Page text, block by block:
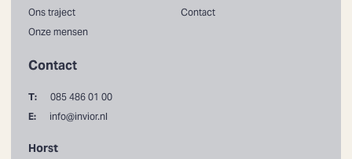
Ons traject
Onze mensen
Contact
Contact
T:
085 486 01 00
E:
info@invior.nl
Horst